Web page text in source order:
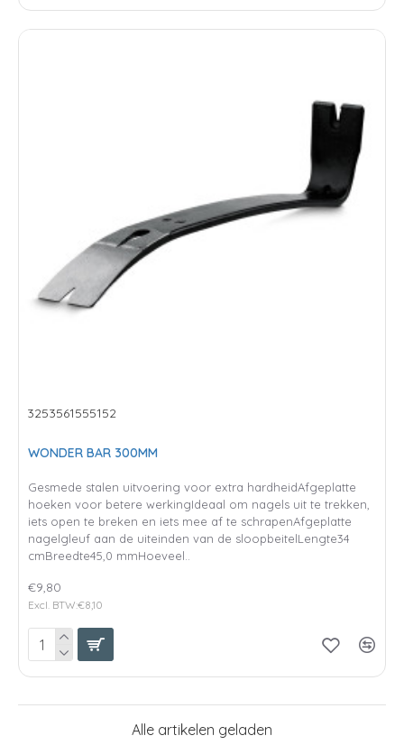
3253561555152
WONDER BAR 300MM
Gesmede stalen uitvoering voor extra hardheidAfgeplatte
hoeken voor betere werkingIdeaal om nagels uit te trekken,
iets open te breken en iets mee af te schrapenAfgeplatte
nagelgleuf aan de uiteinden van de sloopbeitelLengte34
cmBreedte45,0 mmHoeveel..
€9,80
Excl. BTW:€8,10
Alle artikelen geladen